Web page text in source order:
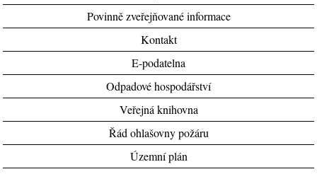
Povinně zveřejňované informace
Kontakt
E-podatelna
Odpadové hospodářství
Veřejná knihovna
Řád ohlašovny požáru
Územní plán